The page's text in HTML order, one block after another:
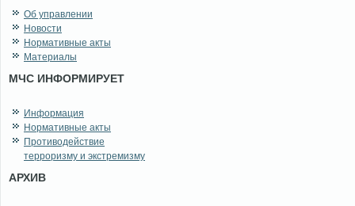
Об управлении
Новости
Нормативные акты
Материалы
МЧС ИНФОРМИРУЕТ
Информация
Нормативные акты
Противодействие
терроризму и экстремизму
АРХИВ